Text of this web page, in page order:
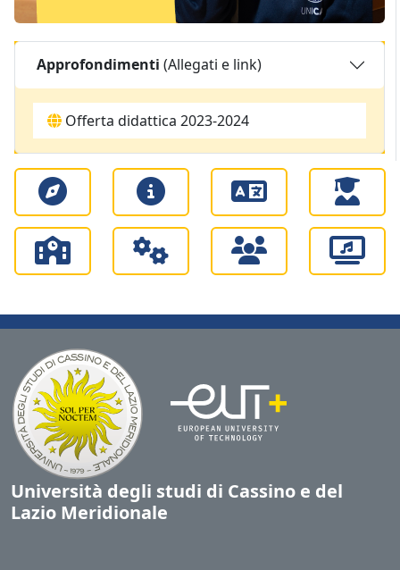
Approfondimenti (Allegati e link)
Offerta didattica 2023-2024
Università degli studi di Cassino e del
Lazio Meridionale